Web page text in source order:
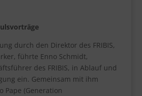
durch den Direktor des FRIBIS,
führte Enno Schmidt,
des FRIBIS, in Ablauf und
ein. Gemeinsam mit ihm
Pape (Generation